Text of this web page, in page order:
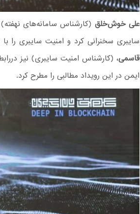
علی خوش‌خلق (کارشناس سامانه‌های
سایبری سخنرانی کرد و امنیت سایبری را
قاسمی، (کارشناس امنیت سایبری) نیز
ایمن در این رویداد مطالبی را مطرح کرد.